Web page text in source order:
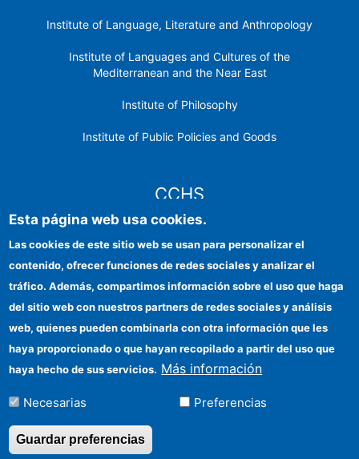
Institute of Language, Literature and Anthropology
Institute of Languages ​​and Cultures of the
Mediterranean and the Near East
Institute of Philosophy
Institute of Public Policies and Goods
CCHS
Institutional identity
FEDER funds
Funding entities
Contact
Esta página web usa cookies.
Las cookies de este sitio web se usan para personalizar el
contenido, ofrecer funciones de redes sociales y analizar el
tráfico. Además, compartimos información sobre el uso que haga
del sitio web con nuestros partners de redes sociales y análisis
web, quienes pueden combinarla con otra información que les
haya proporcionado o que hayan recopilado a partir del uso que
haya hecho de sus servicios. Más información
Necesarias Preferencias
Guardar preferencias